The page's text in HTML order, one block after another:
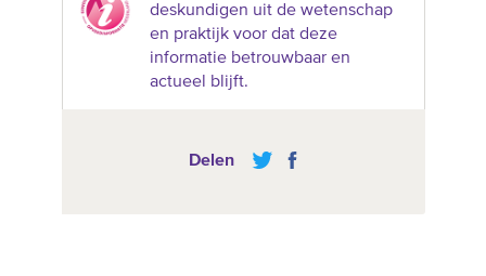
deskundigen uit de wetenschap
en praktijk voor dat deze
informatie betrouwbaar en
actueel blijft.
Delen